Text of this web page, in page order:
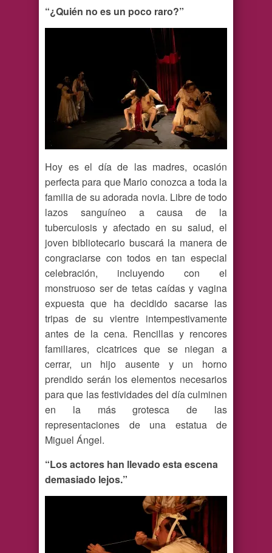
“¿Quién no es un poco raro?”
Hoy es el día de las madres, ocasión
perfecta para que Mario conozca a toda la
familia de su adorada novia. Libre de todo
lazos sanguíneo a causa de la
tuberculosis y afectado en su salud, el
joven bibliotecario buscará la manera de
congraciarse con todos en tan especial
celebración, incluyendo con el
monstruoso ser de tetas caídas y vagina
expuesta que ha decidido sacarse las
tripas de su vientre intempestivamente
antes de la cena. Rencillas y rencores
familiares, cicatrices que se niegan a
cerrar, un hijo ausente y un horno
prendido serán los elementos necesarios
para que las festividades del día culminen
en la más grotesca de las
representaciones de una estatua de
Miguel Ángel.
“Los actores han llevado esta escena
demasiado lejos.”